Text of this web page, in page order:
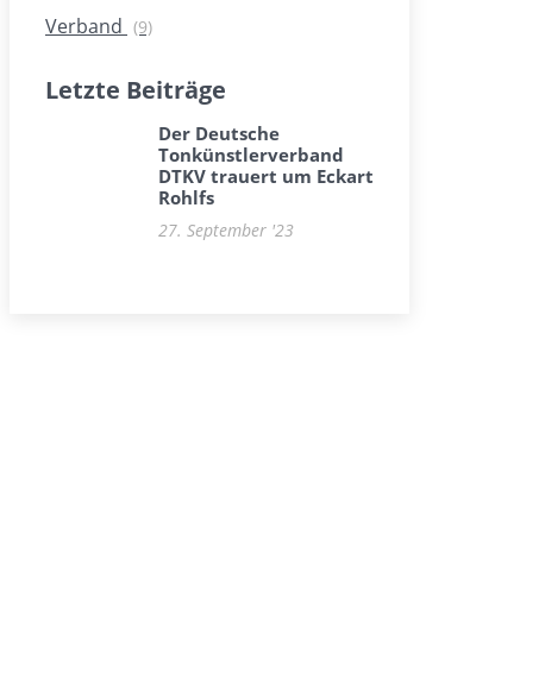
Verband (9)
Letzte Beiträge
Der Deutsche
Tonkünstlerverband
DTKV trauert um Eckart
Rohlfs
27. September '23